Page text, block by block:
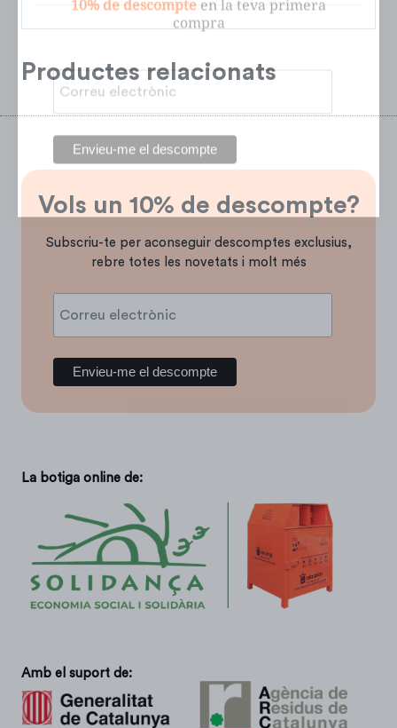
Productes relacionats
Vols un 10% de descompte?
Subscriu-te per aconseguir descomptes exclusius,
rebre totes les novetats i molt més
La botiga online de:
Amb el suport de: